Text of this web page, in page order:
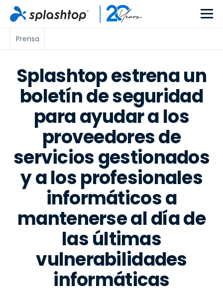
Prensa
Splashtop estrena un
boletín de seguridad
para ayudar a los
proveedores de
servicios gestionados
y a los profesionales
informáticos a
mantenerse al día de
las últimas
vulnerabilidades
informáticas